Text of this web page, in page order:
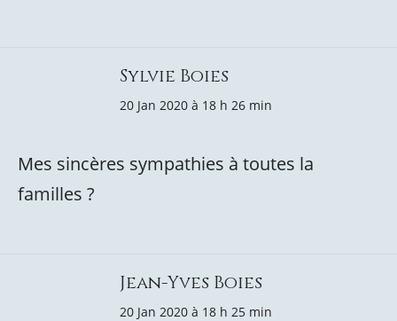
Sylvie Boies
20 Jan 2020 à 18 h 26 min
Mes sincères sympathies à toutes la
familles ?
Jean-Yves Boies
20 Jan 2020 à 18 h 25 min